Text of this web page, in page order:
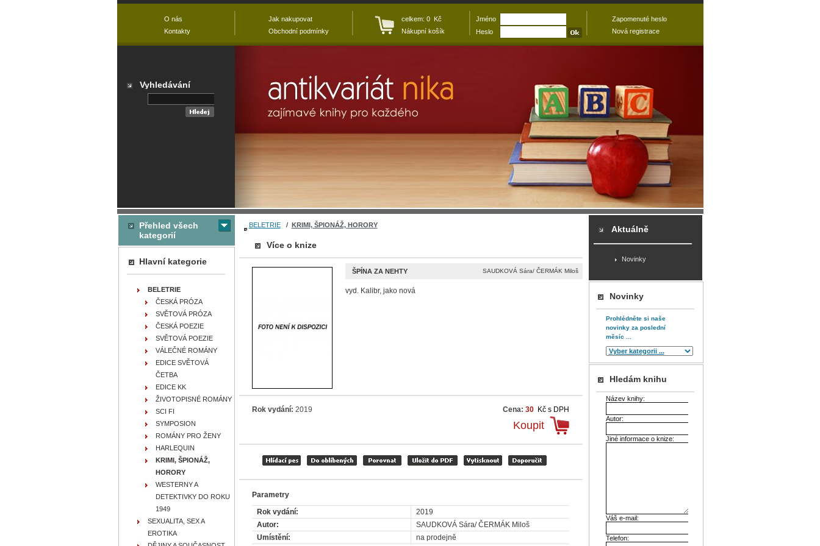
BELETRIE/ KRIMI, ŠPIONÁŽ, HORORY
Více o knize
ŠPÍNA ZA NEHTY SAUDKOVÁ Sára/ ČERMÁK Miloš
vyd. Kalibr, jako nová
Rok vydání: 2019 Cena: 30 Kč s DPH
Koupit
Parametry
Rok vydání:
2019
Autor:
SAUDKOVÁ Sára/ ČERMÁK Miloš
Umístění:
na prodejně
Přehled všech
kategorií
Hlavní kategorie
BELETRIE
ČESKÁ PRÓZA
SVĚTOVÁ PRÓZA
ČESKÁ POEZIE
SVĚTOVÁ POEZIE
VÁLEČNÉ ROMÁNY
EDICE SVĚTOVÁ
ČETBA
EDICE KK
ŽIVOTOPISNÉ ROMÁNY
SCI FI
SYMPOSION
ROMÁNY PRO ŽENY
HARLEQUIN
KRIMI, ŠPIONÁŽ,
HORORY
WESTERNY A
DETEKTIVKY DO ROKU
1949
SEXUALITA, SEX A
EROTIKA
Aktuálně
Novinky
Novinky
Prohlédněte si naše
novinky za poslední
měsíc ...
Hledám knihu
Název knihy:
Autor:
Jiné informace o knize:
Váš e-mail:
Telefon:
O nás
Kontakty
Jak nakupovat
Obchodní podmínky
celkem: 0 Kč
Nákupní košík
Jméno
Heslo
Zapomenuté heslo
Nová registrace
Vyhledávání